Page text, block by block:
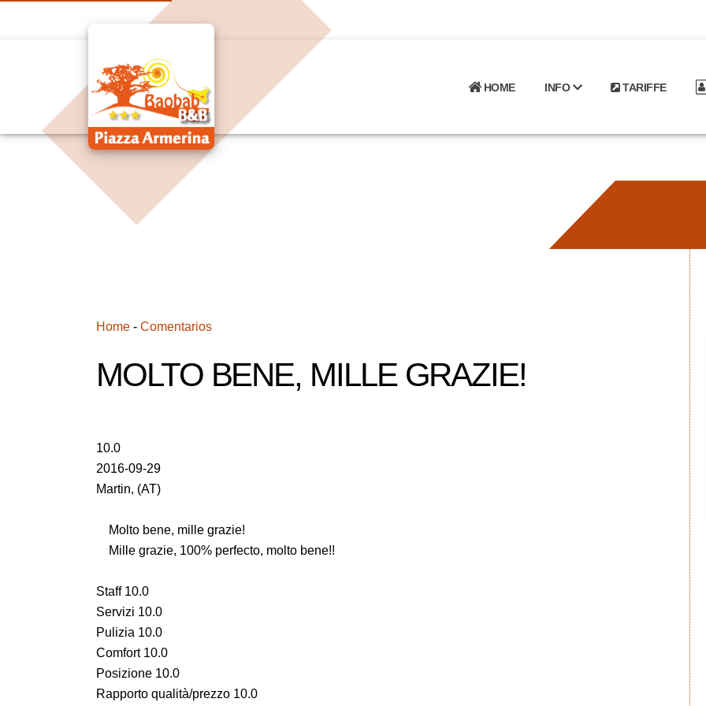
HOME INFO TARIFFE
Home - Comentarios
MOLTO BENE, MILLE GRAZIE!
10.0
2016-09-29
Martin, (AT)
Molto bene, mille grazie!
Mille grazie, 100% perfecto, molto bene!!
Staff 10.0
Servizi 10.0
Pulizia 10.0
Comfort 10.0
Posizione 10.0
Rapporto qualità/prezzo 10.0